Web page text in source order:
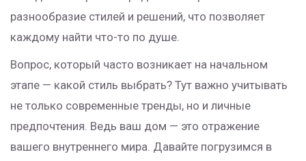
разнообразие стилей и решений, что позволяет
каждому найти что-то по душе.
Вопрос, который часто возникает на начальном
этапе — какой стиль выбрать? Тут важно учитывать
не только современные тренды, но и личные
предпочтения. Ведь ваш дом — это отражение
вашего внутреннего мира. Давайте погрузимся в